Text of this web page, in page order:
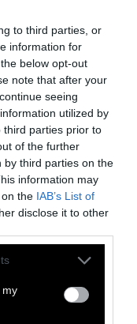
to third parties, or
information for
below opt-out
note that after your
seeing
utilized by
third parties prior to
of the further
by third parties on the
information may
the IAB’s List of
disclose it to other
my
Moore/Malin
Happiness
Hartman),
Jirkuff/Joanna
(Andrea
Iris ter